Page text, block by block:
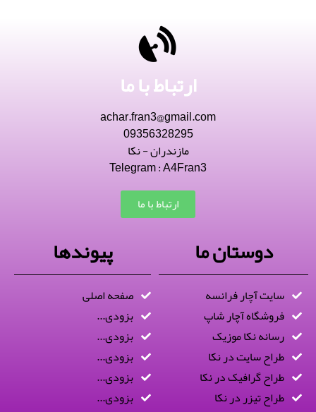
ارتباط با ما
achar.fran3@gmail.com
09356328295
مازندران - نکا
Telegram : A4Fran3
ارتباط با ما
دوستان ما
سایت آچار فرانسه
فروشگاه آچار شاپ
رسانه نکا موزیک
طراح سایت در نکا
طراح گرافیک در نکا
طراح تیزر در نکا
پیوندها
صفحه اصلی
بزودی...
بزودی...
بزودی...
بزودی...
بزودی...